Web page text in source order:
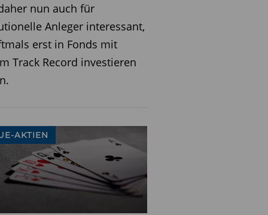
nun auch für
Anleger interessant,
erst in Fonds mit
Track Record investieren
AKTIEN